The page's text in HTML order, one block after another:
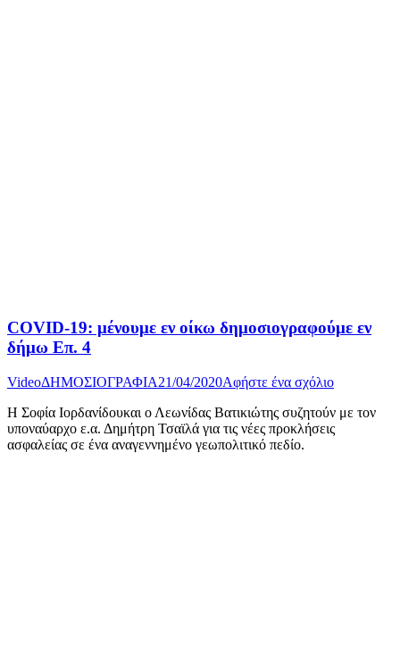
COVID-19: μένουμε εν οίκω δημοσιογραφούμε εν
δήμω Επ. 4
VideoΔΗΜΟΣΙΟΓΡΑΦΙΑ21/04/2020Αφήστε ένα σχόλιο
Η Σοφία Ιορδανίδουκαι ο Λεωνίδας Βατικιώτης συζητούν με τον
υποναύαρχο ε.α. Δημήτρη Τσαϊλά για τις νέες προκλήσεις
ασφαλείας σε ένα αναγεννημένο γεωπολιτικό πεδίο.